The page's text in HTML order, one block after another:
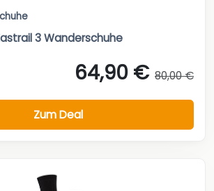
3 Wanderschuhe
64,90 € 80,00 €
Zum Deal